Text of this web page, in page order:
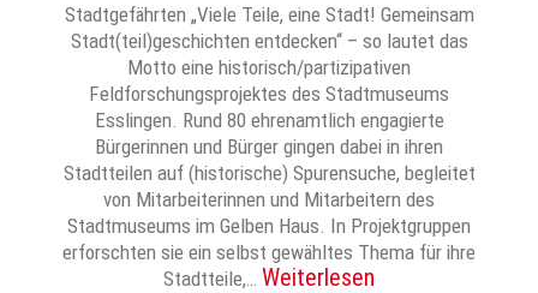
Stadtgefährten „Viele Teile, eine Stadt! Gemeinsam
Stadt(teil)geschichten entdecken“ – so lautet das
Motto eine historisch/partizipativen
Feldforschungsprojektes des Stadtmuseums
Esslingen. Rund 80 ehrenamtlich engagierte
Bürgerinnen und Bürger gingen dabei in ihren
Stadtteilen auf (historische) Spurensuche, begleitet
von Mitarbeiterinnen und Mitarbeitern des
Stadtmuseums im Gelben Haus. In Projektgruppen
erforschten sie ein selbst gewähltes Thema für ihre
Stadtteile,… Weiterlesen